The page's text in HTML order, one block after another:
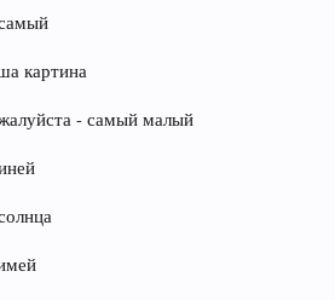
картина
- самый малый